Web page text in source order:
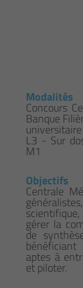
Modalités
Concours
Banque
L3 - Sur
M1
Objectifs
Centrale
gérer la
de
aptes à
et piloter.